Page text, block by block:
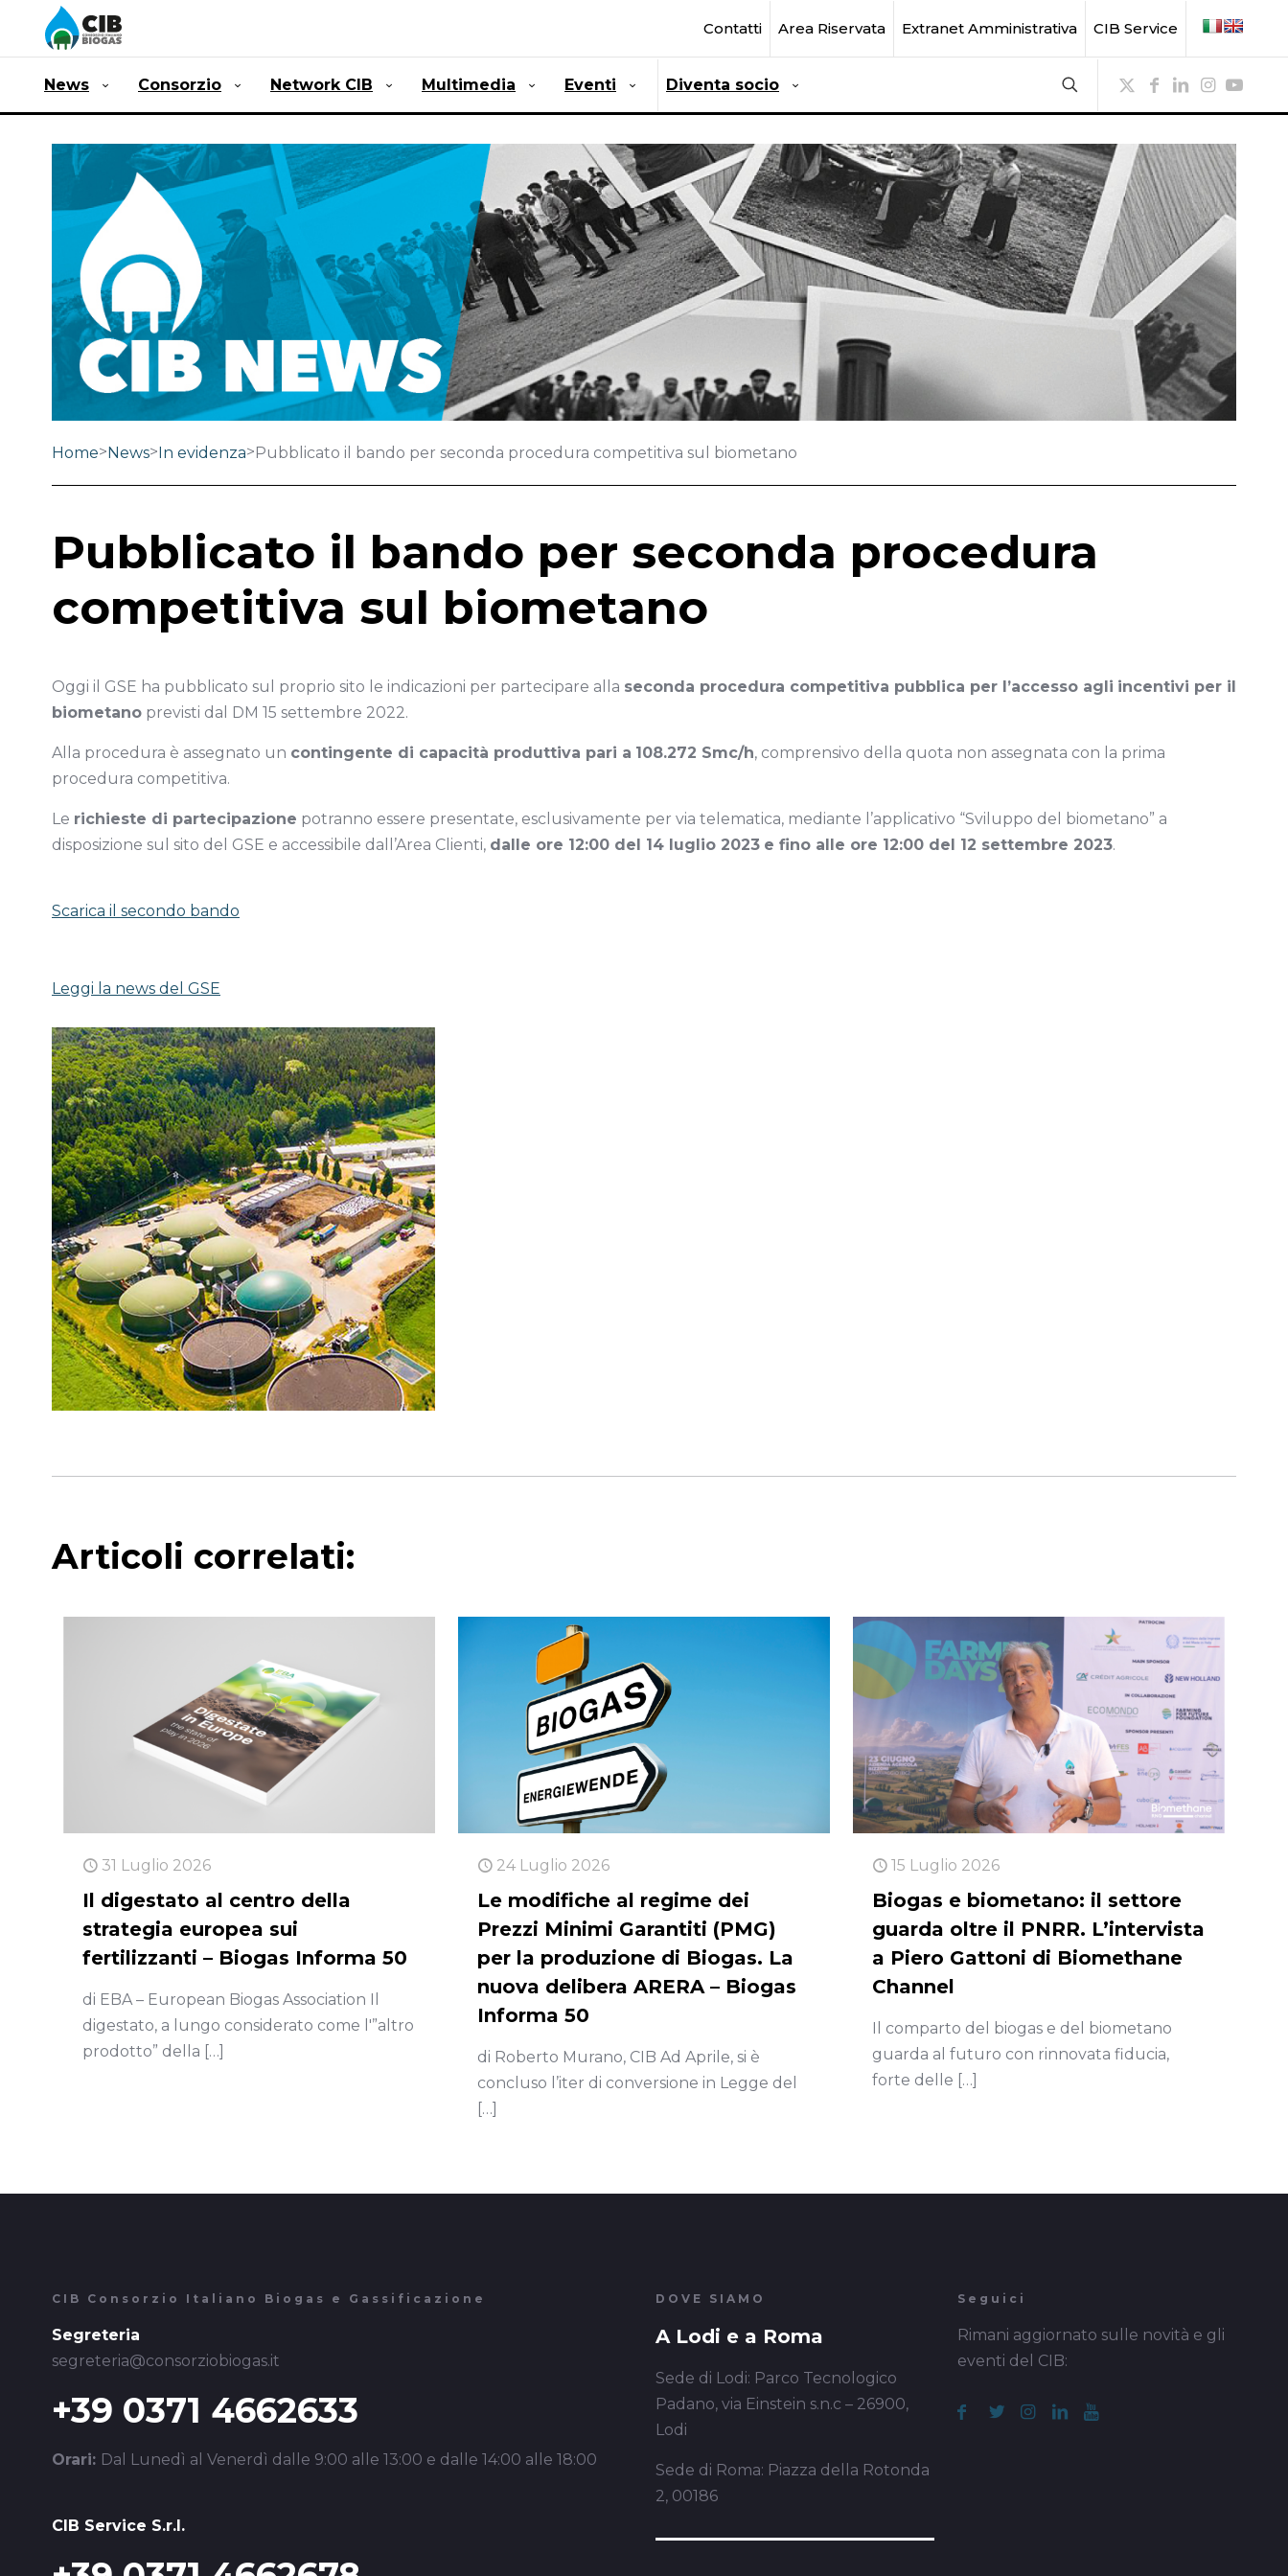
Contatti Area Riservata Extranet Amministrativa CIB Service
News Consorzio Network CIB Multimedia Eventi Diventa socio
Home>News>In evidenza>Pubblicato il bando per seconda procedura competitiva sul biometano
Pubblicato il bando per seconda procedura
competitiva sul biometano
Oggi il GSE ha pubblicato sul proprio sito le indicazioni per partecipare alla seconda procedura competitiva pubblica per l’accesso agli incentivi per il
biometano previsti dal DM 15 settembre 2022.
Alla procedura è assegnato un contingente di capacità produttiva pari a 108.272 Smc/h, comprensivo della quota non assegnata con la prima
procedura competitiva.
Le richieste di partecipazione potranno essere presentate, esclusivamente per via telematica, mediante l’applicativo “Sviluppo del biometano” a
disposizione sul sito del GSE e accessibile dall’Area Clienti, dalle ore 12:00 del 14 luglio 2023 e fino alle ore 12:00 del 12 settembre 2023.
Scarica il secondo bando
Leggi la news del GSE
Articoli correlati:
31 Luglio 2026
Il digestato al centro della
strategia europea sui
fertilizzanti – Biogas Informa 50
di EBA – European Biogas Association Il
digestato, a lungo considerato come l'”altro
prodotto” della […]
24 Luglio 2026
Le modifiche al regime dei
Prezzi Minimi Garantiti (PMG)
per la produzione di Biogas. La
nuova delibera ARERA – Biogas
Informa 50
di Roberto Murano, CIB Ad Aprile, si è
concluso l’iter di conversione in Legge del
[…]
15 Luglio 2026
Biogas e biometano: il settore
guarda oltre il PNRR. L’intervista
a Piero Gattoni di Biomethane
Channel
Il comparto del biogas e del biometano
guarda al futuro con rinnovata fiducia,
forte delle […]
CIB Consorzio Italiano Biogas e Gassificazione
Segreteria
segreteria@consorziobiogas.it
+39 0371 4662633
Orari: Dal Lunedì al Venerdì dalle 9:00 alle 13:00 e dalle 14:00 alle 18:00
CIB Service S.r.l.
DOVE SIAMO
A Lodi e a Roma
Sede di Lodi: Parco Tecnologico
Padano, via Einstein s.n.c – 26900,
Lodi
Sede di Roma: Piazza della Rotonda
2, 00186
Seguici
Rimani aggiornato sulle novità e gli
eventi del CIB: